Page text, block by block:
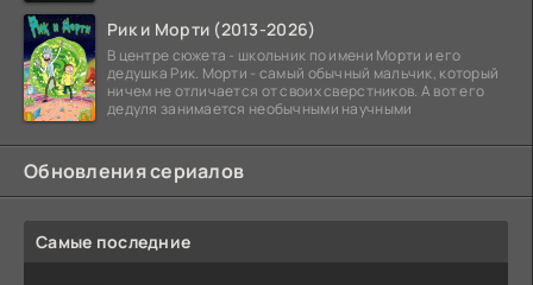
Рик и Морти (2013-2026)
В центре сюжета - школьник по имени Морти и его
дедушка Рик. Морти - самый обычный мальчик, который
ничем не отличается от своих сверстников. А вот его
дедуля занимается необычными научными
Обновления сериалов
Самые последние